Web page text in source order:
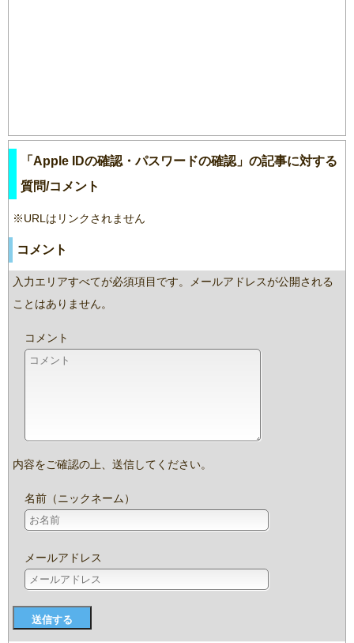
「Apple IDの確認・パスワードの確認」の記事に対する
質問/コメント
※URLはリンクされません
コメント
入力エリアすべてが必須項目です。メールアドレスが公開される
ことはありません。
コメント
内容をご確認の上、送信してください。
名前（ニックネーム）
メールアドレス